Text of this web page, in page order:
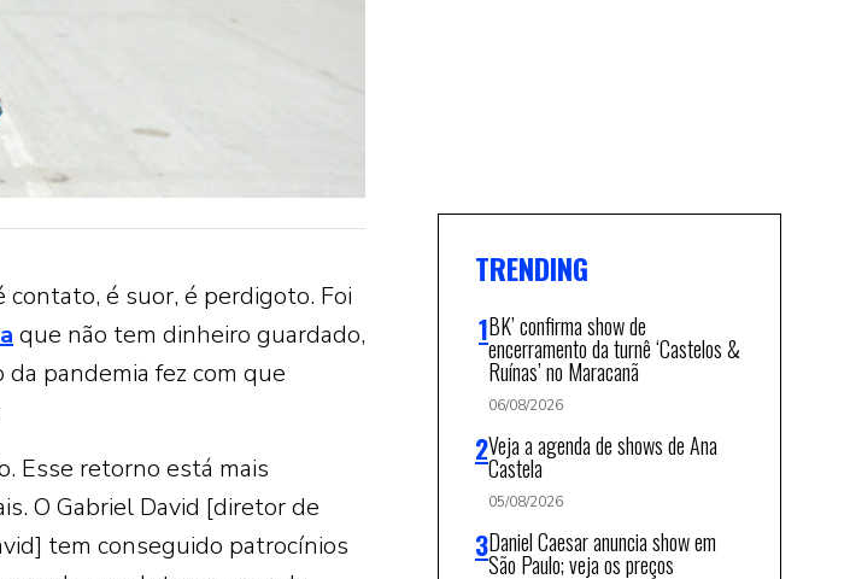
contato, é suor, é perdigoto. Foi
que não tem dinheiro guardado,
pandemia fez com que
Esse retorno está mais
O Gabriel David [diretor de
tem conseguido patrocínios
TRENDING
BK’ confirma show de
encerramento da turnê ‘Castelos &
Ruínas’ no Maracanã
06/08/2026
Veja a agenda de shows de Ana
Castela
05/08/2026
Daniel Caesar anuncia show em
São Paulo; veja os preços